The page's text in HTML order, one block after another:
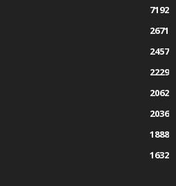
7192
2671
2457
2229
2062
2036
1888
1632